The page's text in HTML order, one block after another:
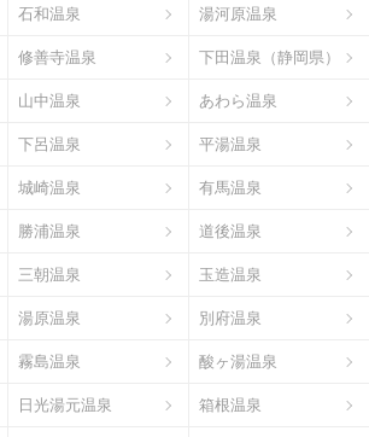
石和温泉 湯河原温泉
修善寺温泉 下田温泉（静岡県）
山中温泉 あわら温泉
下呂温泉 平湯温泉
城崎温泉 有馬温泉
勝浦温泉 道後温泉
三朝温泉 玉造温泉
湯原温泉 別府温泉
霧島温泉 酸ヶ湯温泉
日光湯元温泉 箱根温泉